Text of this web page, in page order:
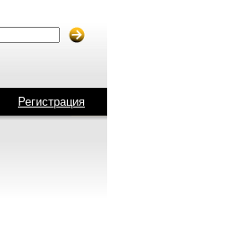
Регистрация